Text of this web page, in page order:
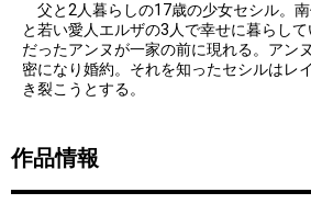
父と2人暮らしの17歳の少女セシル。
と若い愛人エルザの3人で幸せに暮らし
だったアンヌが一家の前に現れる。アン
密になり婚約。それを知ったセシルはレ
き裂こうとする。
作品情報